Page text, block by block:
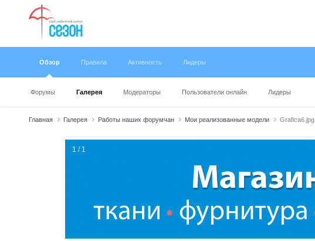
Обзор
Форумы Галерея Модераторы Пользователи онлайн Лидеры
Правила Активность Лидеры
Главная Галерея Работы наших форумчан Мои реализованные модели Grafica6.jpg
1 / 1